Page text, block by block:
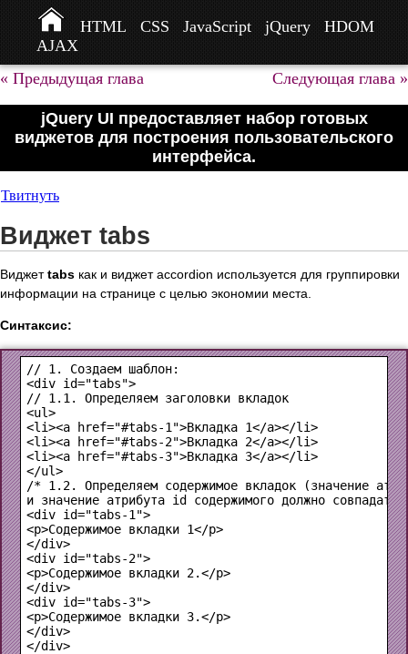
HTML CSS JavaScript jQuery
HDOM
AJAX
« Предыдущая глава
Следующая глава »
jQuery UI предоставляет набор готовых
виджетов для построения пользовательского
интерфейса.
Твитнуть
Виджет tabs
Виджетtabs как и виджет accordion используется для группировки
информации на странице с целью экономии места.
Синтаксис:
<div id="tabs">
<ul>
<li><a href="#tabs-1">Вкладка 1</a></li>
<li><a href="#tabs-2">Вкладка 2</a></li>
<li><a href="#tabs-3">Вкладка 3</a></li>
</ul>
/* 1.2. Определяем содержимое вкладок (значение
<div id="tabs-1">
<p>Содержимое вкладки 1</p>
</div>
<div id="tabs-2">
<p>Содержимое вкладки 2.</p>
</div>
<div id="tabs-3">
<p>Содержимое вкладки 3.</p>
</div>
</div>